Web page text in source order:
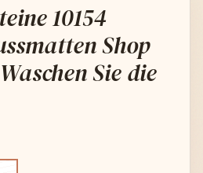
10154
Shop
Sie die